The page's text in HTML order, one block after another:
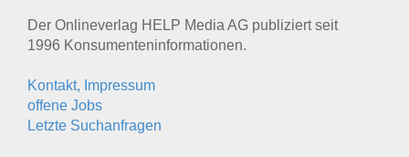
Der Onlineverlag HELP Media AG publiziert seit
1996 Konsumenten­informationen.
Kontakt, Impressum
offene Jobs
Letzte Suchanfragen